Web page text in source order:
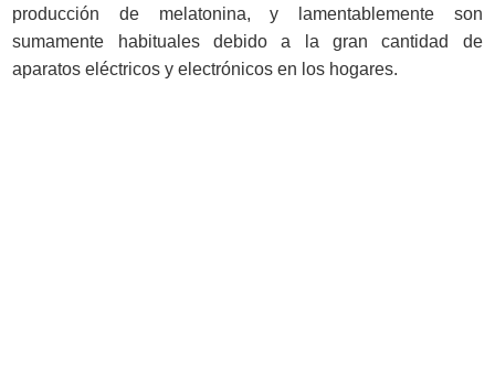
producción de melatonina, y lamentablemente son
sumamente habituales debido a la gran cantidad de
aparatos eléctricos y electrónicos en los hogares.